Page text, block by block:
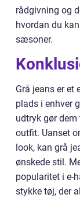
rådgivning og
hvordan du
sæsoner.
Grå jeans er et
plads i enhver
udtryk gør
outfit. Uanset
look, kan grå
ønskede stil.
popularitet i e-
stykke tøj, der